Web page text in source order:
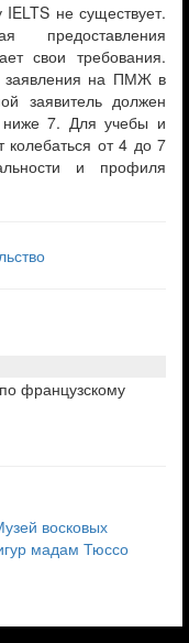
IELTS не существует.
предоставления
свои требования.
заявления на ПМЖ в
заявитель должен
7. Для учебы и
колебаться от 4 до 7
и профиля
французскому
восковых
мадам Тюссо